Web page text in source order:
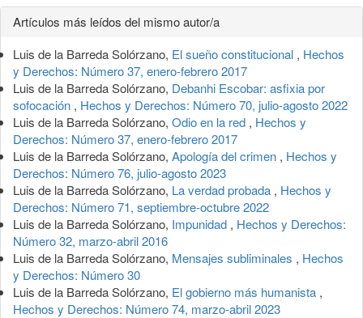
Detalles
del
artículo
Artículos más leídos del mismo autor/a
Luis de la Barreda Solórzano, El sueño constitucional , Hechos
y Derechos: Número 37, enero-febrero 2017
Luis de la Barreda Solórzano, Debanhi Escobar: asfixia por
sofocación , Hechos y Derechos: Número 70, julio-agosto 2022
Luis de la Barreda Solórzano, Odio en la red , Hechos y
Derechos: Número 37, enero-febrero 2017
Luis de la Barreda Solórzano, Apología del crimen , Hechos y
Derechos: Número 76, julio-agosto 2023
Luis de la Barreda Solórzano, La verdad probada , Hechos y
Derechos: Número 71, septiembre-octubre 2022
Luis de la Barreda Solórzano, Impunidad , Hechos y Derechos:
Número 32, marzo-abril 2016
Luis de la Barreda Solórzano, Mensajes subliminales , Hechos
y Derechos: Número 30
Luis de la Barreda Solórzano, El gobierno más humanista ,
Hechos y Derechos: Número 74, marzo-abril 2023